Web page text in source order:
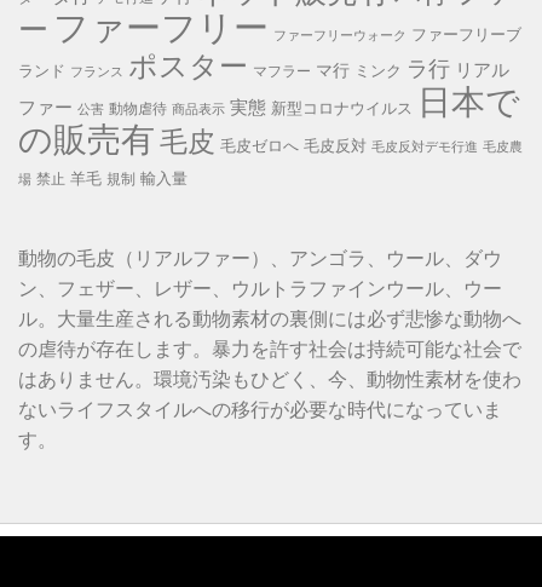
ー ファーフリー ファーフリーウォーク ファーフリーブ
ランド フランス ポスター マフラー マ行 ミンク ラ行 リアル
ファー 公害 動物虐待 商品表示 実態 新型コロナウイルス
日本で
の販売有毛皮 毛皮ゼロへ 毛皮反対 毛皮反対デモ行進 毛皮農
場 禁止 羊毛 規制 輸入量
動物の毛皮（リアルファー）、アンゴラ、ウール、ダウ
ン、フェザー、レザー、ウルトラファインウール、ウー
ル。大量生産される動物素材の裏側には必ず悲惨な動物へ
の虐待が存在します。暴力を許す社会は持続可能な社会で
はありません。環境汚染もひどく、今、動物性素材を使わ
ないライフスタイルへの移行が必要な時代になっていま
す。